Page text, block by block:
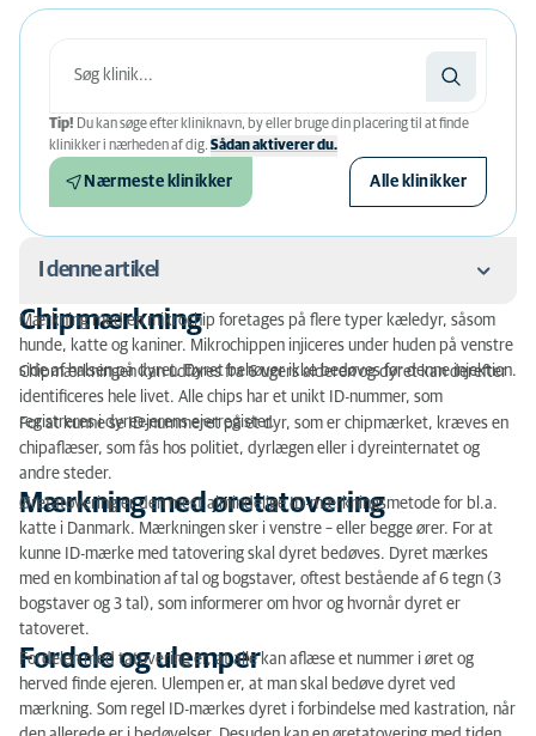
Tip! Du kan søge efter kliniknavn, by eller bruge din placering til at finde
klinikker i nærheden af ​​dig. Sådan aktiverer du.
Nærmeste klinikker Alle klinikker
I denne artikel
Chipmærkning
Mærkning med øretatovering
Fordele og ulemper
Chipmærkning
Mærkning med en mikrochip foretages på flere typer kæledyr, såsom
hunde, katte og kaniner. Mikrochippen injiceres under huden på venstre
side af halsen på dyret. Dyret behøver ikke bedøves før denne injektion.
Chipmærkningen kan udføres fra 6 ugers alderen og dyret kan derefter
identificeres hele livet. Alle chips har et unikt ID-nummer, som
registreres i dyreejerens ejerregister.
For at kunne se ID-nummeret på et dyr, som er chipmærket, kræves en
chipaflæser, som fås hos politiet, dyrlægen eller i dyreinternatet og
andre steder.
Mærkning med øretatovering
Øretatovering er den mest almindelige ID-mærkningsmetode for bl.a.
katte i Danmark. Mærkningen sker i venstre – eller begge ører. For at
kunne ID-mærke med tatovering skal dyret bedøves. Dyret mærkes
med en kombination af tal og bogstaver, oftest bestående af 6 tegn (3
bogstaver og 3 tal), som informerer om hvor og hvornår dyret er
tatoveret.
Fordele og ulemper
Fordelen med tatovering er, at alle kan aflæse et nummer i øret og
herved finde ejeren. Ulempen er, at man skal bedøve dyret ved
mærkning. Som regel ID-mærkes dyret i forbindelse med kastration, når